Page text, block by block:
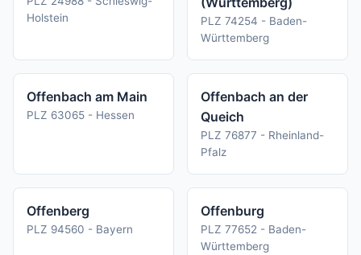
Holstein
PLZ 74254 - Baden-
Württemberg
Offenbach am Main
PLZ 63065 - Hessen
Offenbach an der
Queich
PLZ 76877 - Rheinland-
Pfalz
Offenberg
PLZ 94560 - Bayern
Offenburg
PLZ 77652 - Baden-
Württemberg